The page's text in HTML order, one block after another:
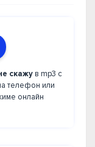
скажув mp3 с
телефон или
онлайн